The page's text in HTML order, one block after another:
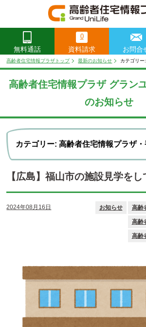
無料通話
0
資料請求 お問合
高齢者住宅情報プラザトップ 最新のお知らせ カテゴリー
高齢者住宅情報プラザ グラン
のお知らせ
カテゴリー: 高齢者住宅情報プラザ・
【広島】福山市の施設見学をし
2024年08月16日 お知らせ 高齢
高齢
高齢